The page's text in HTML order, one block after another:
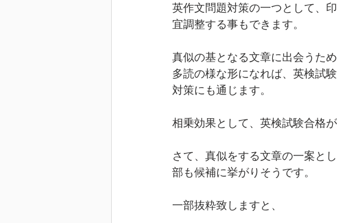
英作文問題対策の一つとして、
宜調整する事もできます。
真似の基となる文章に出会うた
多読の様な形になれば、英検試
対策にも通じます。
相乗効果として、英検試験合格
さて、真似をする文章の一案と
部も候補に挙がりそうです。
一部抜粋致しますと、